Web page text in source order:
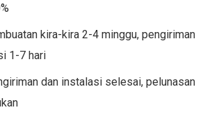
kira-kira 2-4 minggu, pengiriman
1-7 hari
dan instalasi selesai, pelunasan